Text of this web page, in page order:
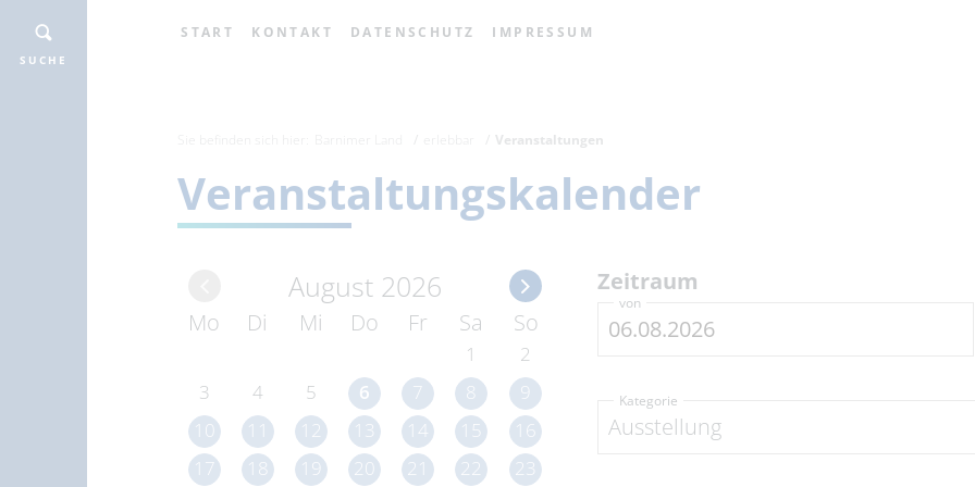
START KONTAKT DATENSCHUTZ IMPRESSUM
SUCHE
Veranstaltungen
Veranstaltungskalender
August 2026
Mo Di Mi Do Fr Sa So
1
2
3
4 5 6 7 8
9
10
11 12 13 14 15
16
17
18 19 20 21 22 23
Zeitraum
von
Ausstellung
Kategorie